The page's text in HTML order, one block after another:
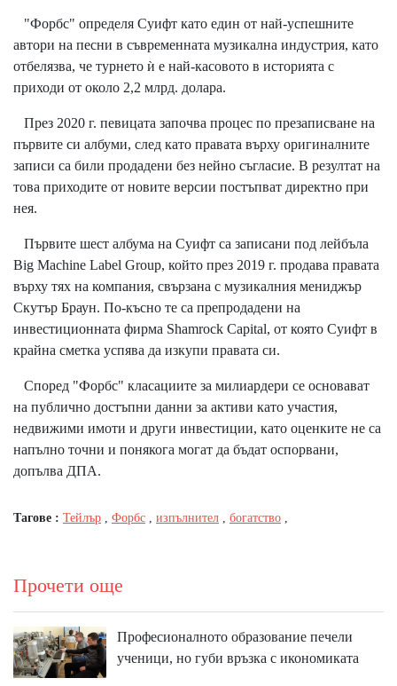
"Форбс" определя Суифт като един от най-успешните
автори на песни в съвременната музикална индустрия, като
отбелязва, че турнето ѝ е най-касовото в историята с
приходи от около 2,2 млрд. долара.
През 2020 г. певицата започва процес по презаписване на
първите си албуми, след като правата върху оригиналните
записи са били продадени без нейно съгласие. В резултат на
това приходите от новите версии постъпват директно при
нея.
Първите шест албума на Суифт са записани под лейбъла
Big Machine Label Group, който през 2019 г. продава правата
върху тях на компания, свързана с музикалния мениджър
Скутър Браун. По-късно те са препродадени на
инвестиционната фирма Shamrock Capital, от която Суифт в
крайна сметка успява да изкупи правата си.
Според "Форбс" класациите за милиардери се основават
на публично достъпни данни за активи като участия,
недвижими имоти и други инвестиции, като оценките не са
напълно точни и понякога могат да бъдат оспорвани,
допълва ДПА.
Тагове : Тейлър Форбс изпълнител богатство
Прочети още
Професионалното образование печели
ученици, но губи връзка с икономиката